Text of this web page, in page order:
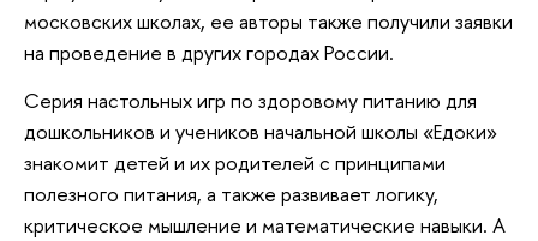
московских школах, ее авторы также получили заявки
на проведение в других городах России.
Серия настольных игр по здоровому питанию для
дошкольников и учеников начальной школы «Едоки»
знакомит детей и их родителей с принципами
полезного питания, а также развивает логику,
критическое мышление и математические навыки. А